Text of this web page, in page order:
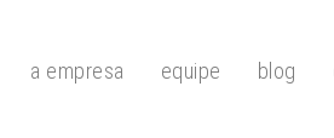
a empresa equipe blog